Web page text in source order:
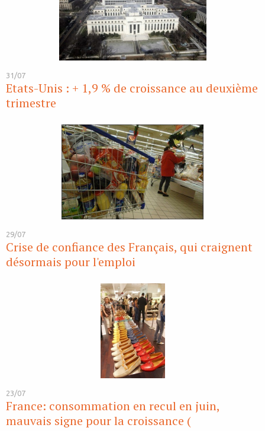
31/07
Etats-Unis : + 1,9 % de croissance au deuxième
trimestre
29/07
Crise de confiance des Français, qui craignent
désormais pour l'emploi
23/07
France: consommation en recul en juin,
mauvais signe pour la croissance (